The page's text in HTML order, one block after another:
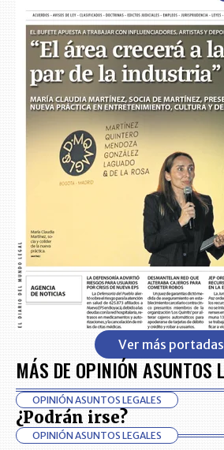
Ver más portadas
MÁS DE OPINIÓN ASUNTOS
OPINIÓN ASUNTOS LEGALES
¿Podrán irse?
OPINIÓN ASUNTOS LEGALES